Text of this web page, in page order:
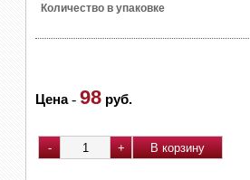
Количество в упаковке
Цена- 98 руб.